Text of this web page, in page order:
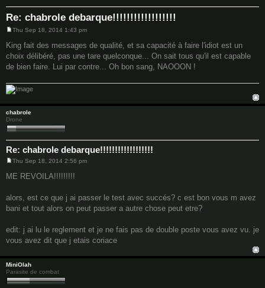
Re: chabrole debarque!!!!!!!!!!!!!!!!!!
s
t
Thu Sep 18, 2014 1:43 pm
King fait des messages de qualité, et sa capacité à faire l'idiot est un
choix délibéré, pas une tare quelconque... On sait tous qu'il est capable
de bien faire. Lui par contre... Oh bon sang, NAOOON !
chabrole
Drone
Re: chabrole debarque!!!!!!!!!!!!!!!!!!
o
s
Thu Sep 18, 2014 2:56 pm
ME REVOILA!!!!!!!!!
alors, est ce que j ai passer le test avec succés? c est bon vous m avez
bani et tout alors on peut passer a autre chose peut etre?
edit: j ai lu le reglement et je ne fais pas de double poste vous avez vu. je
vous avez dit que j etais coriace
MiniOlah
Parasite de combat